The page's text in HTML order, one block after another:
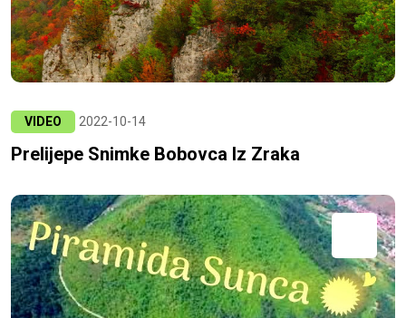
VIDEO 2022-10-14
Prelijepe Snimke Bobovca Iz Zraka